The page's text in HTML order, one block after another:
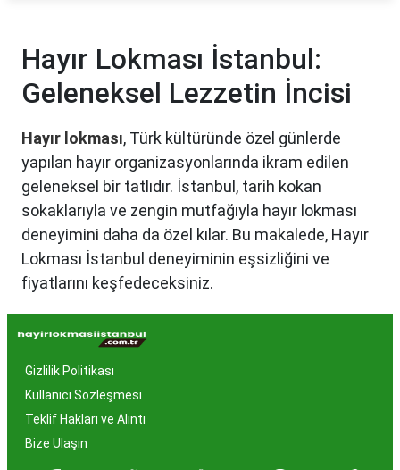
Hayır Lokması İstanbul:
Geleneksel Lezzetin İncisi
Hayır lokması, Türk kültüründe özel günlerde
yapılan hayır organizasyonlarında ikram edilen
geleneksel bir tatlıdır. İstanbul, tarih kokan
sokaklarıyla ve zengin mutfağıyla hayır lokması
deneyimini daha da özel kılar. Bu makalede, Hayır
Lokması İstanbul deneyiminin eşsizliğini ve
fiyatlarını keşfedeceksiniz.
Hayır Lokması İstanbul'da
Neden Popüler?
İstanbul, tarih ve kültür mirasıyla öne çıkan bir
şehir olmasıyla birlikte, geleneksel lezzetlerle de
zenginleşmiştir. Hayır lokması, özel günlerde
Gizlilik Politikası
Kullanıcı Sözleşmesi
Teklif Hakları ve Alıntı
Bize Ulaşın